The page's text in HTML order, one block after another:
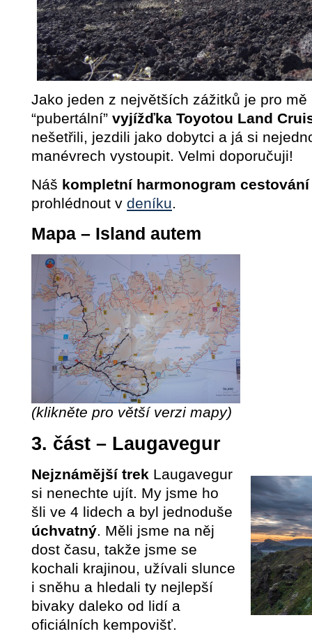
Jako jeden z největších zážitků je pro
“pubertální” vyjížďka Toyotou Land
nešetřili, jezdili jako dobytci a já si
manévrech vystoupit. Velmi doporučuji!
Náš kompletní harmonogram
prohlédnout v deníku.
Mapa – Island autem
(klikněte pro větší verzi mapy)
3. část – Laugavegur
Nejznámější trek Laugavegur
si nenechte ujít. My jsme ho
šli ve 4 lidech a byl jednoduše
úchvatný. Měli jsme na něj
dost času, takže jsme se
kochali krajinou, užívali slunce
i sněhu a hledali ty nejlepší
bivaky daleko od lidí a
oficiálních kempovišť.